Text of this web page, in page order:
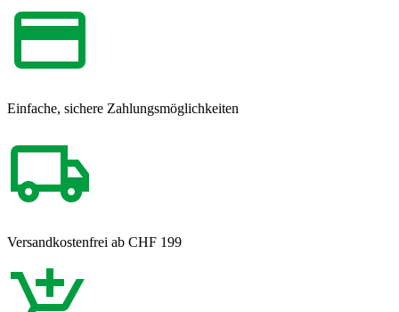
Einfache, sichere Zahlungsmöglichkeiten
Versandkostenfrei ab CHF 199